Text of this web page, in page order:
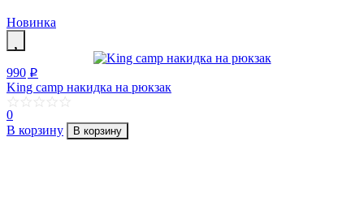
Новинка
990 p
King camp накидка на рюкзак
0
В корзину
В корзину